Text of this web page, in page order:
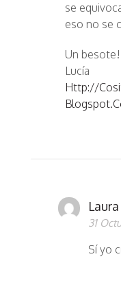
se
eso no se
Un besote!
Lucía
Http://
Laura
31
Sí yo